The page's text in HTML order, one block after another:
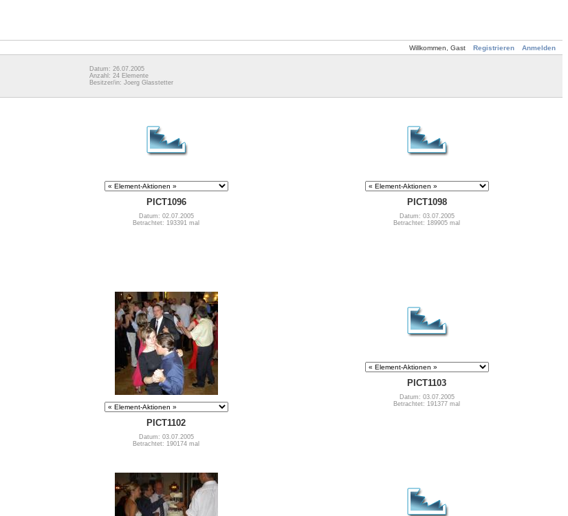
Willkommen, Gast Registrieren Anmelden
Datum: 26.07.2005
Anzahl: 24 Elemente
Besitzer/in: Joerg Glasstetter
PICT1096
Datum: 02.07.2005
Betrachtet: 193391 mal
PICT1098
Datum: 03.07.2005
Betrachtet: 189905 mal
PICT1102
Datum: 03.07.2005
Betrachtet: 190174 mal
PICT1103
Datum: 03.07.2005
Betrachtet: 191377 mal